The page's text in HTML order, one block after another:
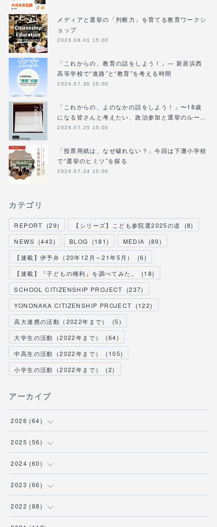
メディアと選挙の「判断力」を育てる教育ワークシ
ョップ
2026.08.01 15:00
「これからの、教育の話をしよう！」― 新居浜西
高等学校で“進路”と“教育”を考える時間
2026.07.30 15:00
「これからの、よのなかの話をしよう！」〜18歳
になる皆さんと考えたい、政治参加と選挙のルー…
2026.07.25 15:00
「投票用紙は、なぜ破れない？」今回は下灘小学校
で“選挙のヒミツ”を探る
2026.07.24 15:00
カテゴリ
REPORT (29) 【シリーズ】こども参院選2025の道 (8)
NEWS (443) BLOG (181) MEDIA (89)
【連載】伊予弁（20年12月～21年5月）
(6)
【連載】『子どもの権利』を調べてみた。
(18)
SCHOOL CITIZENSHIP PROJECT
(237)
YONONAKA CITIZENSHIP PROJECT
(122)
高大連携の活動（2022年まで）
(5)
大学生の活動（2022年まで）
(64)
中高生の活動（2022年まで）
(105)
小学生の活動（2022年まで）
(2)
アーカイブ
2026 (64)
(2)
(6)
(9)
( 11
2025 (56)
(1)
(2)
(1)
( 5 )
2024 (60)
(12
(13
( 12)
2023 (66)
(1)
2022 (88)